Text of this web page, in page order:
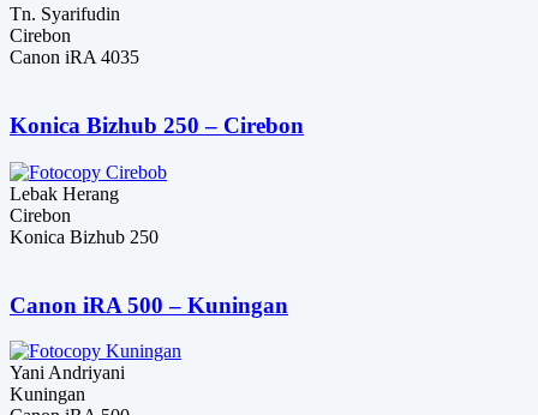
Tn. Syarifudin
Cirebon
Canon iRA 4035
Konica Bizhub 250 – Cirebon
Lebak Herang
Cirebon
Konica Bizhub 250
Canon iRA 500 – Kuningan
Yani Andriyani
Kuningan